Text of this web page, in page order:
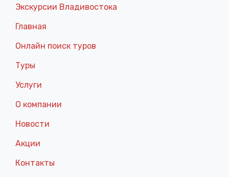
Экскурсии Владивостока
Главная
Онлайн поиск туров
Туры
Услуги
О компании
Новости
Акции
Контакты